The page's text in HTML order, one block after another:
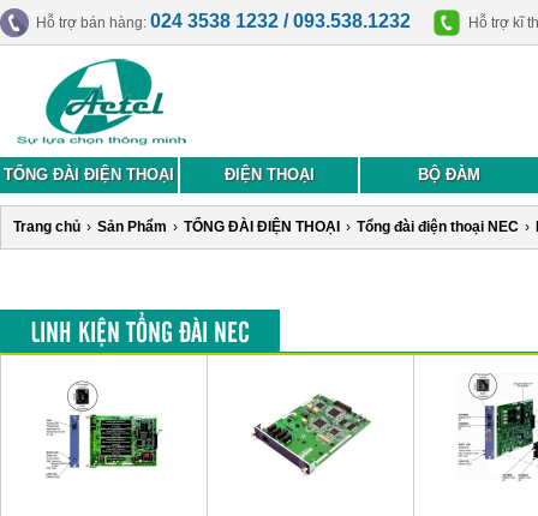
Hỗ trợ bán hàng: 024 3538 1232 / 093.538.1232 Hỗ trợ kĩ
TỔNG ĐÀI ĐIỆN THOẠI ĐIỆN THOẠI BỘ ĐÀM
Trang chủ › Sản Phẩm › TỔNG ĐÀI ĐIỆN THOẠI › Tổng đài điện thoại NEC ›
LINH KIỆN TỔNG ĐÀI NEC